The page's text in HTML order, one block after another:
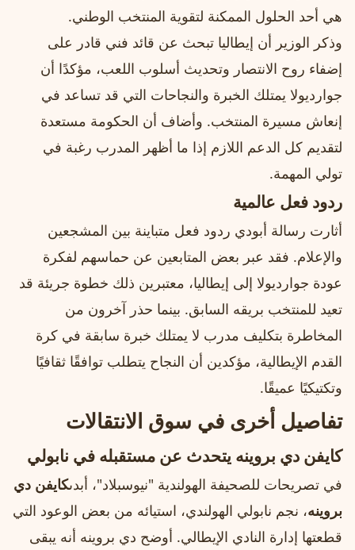
هي أحد الحلول الممكنة لتقوية المنتخب الوطني.
وذكر الوزير أن إيطاليا تبحث عن قائد فني قادر على
إضفاء روح الانتصار وتحديث أسلوب اللعب، مؤكدًا أن
جوارديولا يمتلك الخبرة والنجاحات التي قد تساعد في
إنعاش مسيرة المنتخب. وأضاف أن الحكومة مستعدة
لتقديم كل الدعم اللازم إذا ما أظهر المدرب رغبة في
تولي المهمة.
ردود فعل عالمية
أثارت رسالة أبودي ردود فعل متباينة بين المشجعين
والإعلام. فقد عبر بعض المتابعين عن حماسهم لفكرة
عودة جوارديولا إلى إيطاليا، معتبرين ذلك خطوة جريئة قد
تعيد للمنتخب بريقه السابق. بينما حذر آخرون من
المخاطرة بتكليف مدرب لا يمتلك خبرة سابقة في كرة
القدم الإيطالية، مؤكدين أن النجاح يتطلب توافقًا ثقافيًا
وتكتيكيًا عميقًا.
تفاصيل أخرى في سوق الانتقالات
كايفن دي بروينه يتحدث عن مستقبله في نابولي
في تصريحات للصحيفة الهولندية "نيوسبلاد"، أبدىكايفن دي
بروينه، نجم نابولي الهولندي، استيائه من بعض الوعود التي
قطعتها إدارة النادي الإيطالي. أوضح دي بروينه أنه يبقى